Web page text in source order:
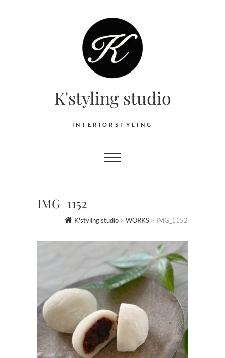
K'styling studio
INTERIORSTYLING
IMG_1152
K'styling studio > WORKS > IMG_1152